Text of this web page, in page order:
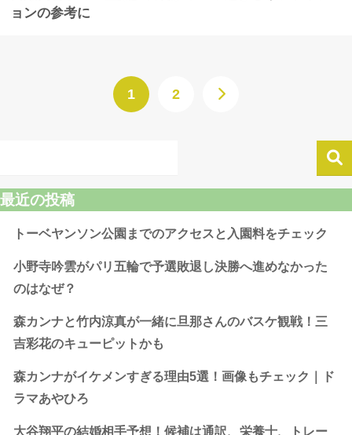
ョンの参考に
1 2
最近の投稿
トーベヤンソン公園までのアクセスと入園料をチェック
小野寺吟雲がパリ五輪で予選敗退し決勝へ進めなかった
のはなぜ？
森カンナと竹内涼真が一緒に旦那さんのバスケ観戦！三
吉彩花のキューピットかも
森カンナがイケメンすぎる理由5選！画像もチェック｜ド
ラマあやひろ
大谷翔平の結婚相手予想！候補は通訳、栄養士、トレー